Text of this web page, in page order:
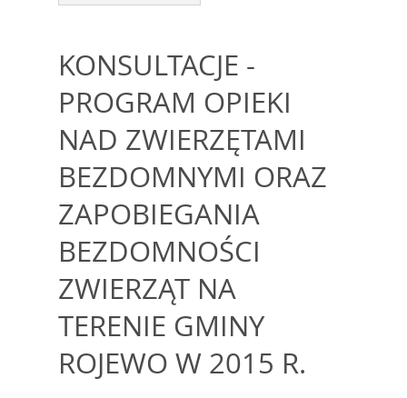
KONSULTACJE -
PROGRAM OPIEKI
NAD ZWIERZĘTAMI
BEZDOMNYMI ORAZ
ZAPOBIEGANIA
BEZDOMNOŚCI
ZWIERZĄT NA
TERENIE GMINY
ROJEWO W 2015 R.